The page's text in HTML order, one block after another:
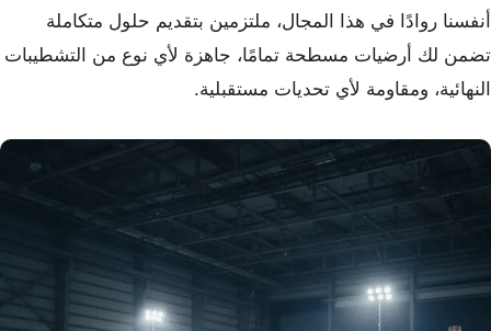
أنفسنا روادًا في هذا المجال، ملتزمين بتقديم حلول متكاملة
تضمن لك أرضيات مسطحة تمامًا، جاهزة لأي نوع من التشطيبات
النهائية، ومقاومة لأي تحديات مستقبلية.